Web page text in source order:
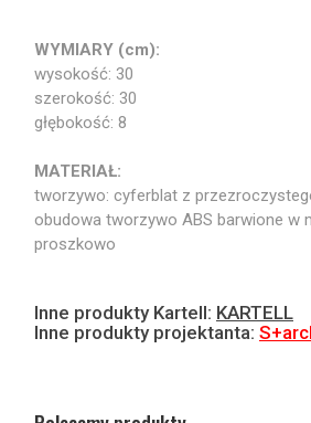
WYMIARY (cm):
wysokość: 30
szerokość: 30
głębokość: 8
MATERIAŁ:
tworzywo: cyferblat z
obudowa tworzywo ABS barwione w
proszkowo
Inne produkty Kartell: KARTELL
Inne produkty projektanta: